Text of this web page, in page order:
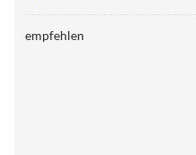
empfehlen